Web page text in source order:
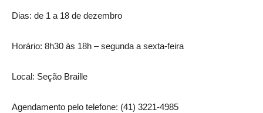
Dias: de 1 a 18 de dezembro
Horário: 8h30 às 18h – segunda a sexta-feira
Local: Seção Braille
Agendamento pelo telefone: (41) 3221-4985